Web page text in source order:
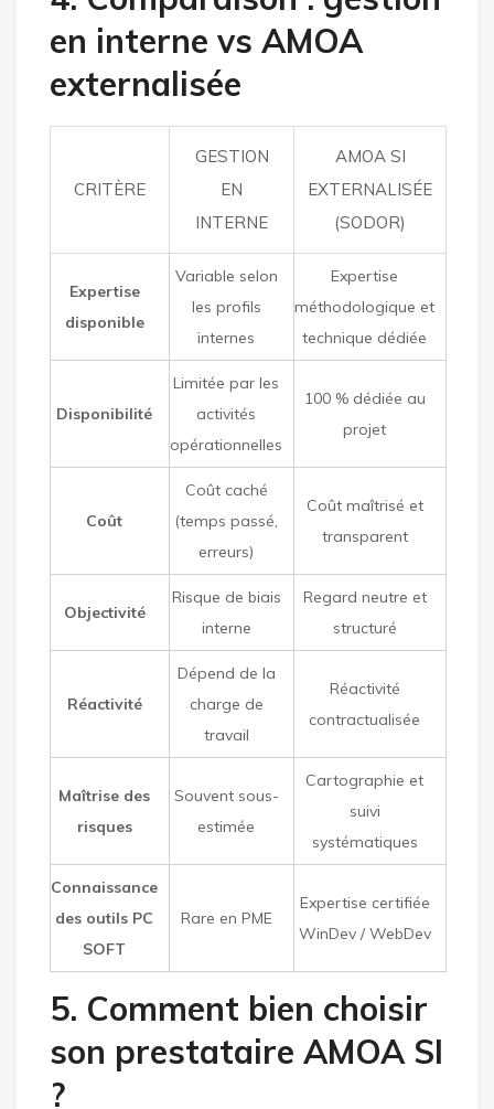
en interne vs AMOA
externalisée
CRITÈRE
GESTION
EN
INTERNE
AMOA SI
EXTERNALISÉE
(SODOR)
Expertise
disponible
Variable selon
les profils
internes
Expertise
méthodologique et
technique dédiée
Disponibilité
Limitée par les
activités
opérationnelles
100 % dédiée au
projet
Coût
Coût caché
(temps passé,
erreurs)
Coût maîtrisé et
transparent
Objectivité
Risque de biais
interne
Regard neutre et
structuré
Réactivité
Dépend de la
charge de
travail
Réactivité
contractualisée
Maîtrise des
risques
Souvent sous-
estimée
Cartographie et
suivi
systématiques
Connaissance
des outils PC
SOFT
Rare en PME
Expertise certifiée
WinDev / WebDev
5. Comment bien choisir
son prestataire AMOA SI
?